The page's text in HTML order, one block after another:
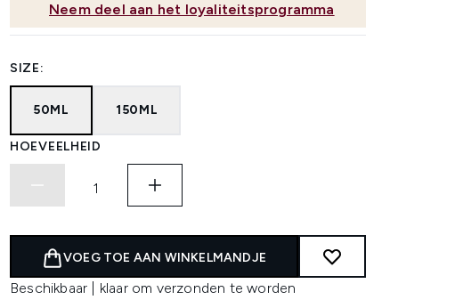
Neem deel aan het loyaliteitsprogramma
SIZE:
50ML 150ML
HOEVEELHEID
VOEG TOE AAN WINKELMANDJE
Beschikbaar | klaar om verzonden te worden